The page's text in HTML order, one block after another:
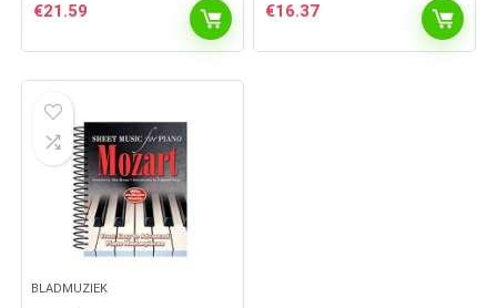
€21.59 €16.37
BLADMUZIEK